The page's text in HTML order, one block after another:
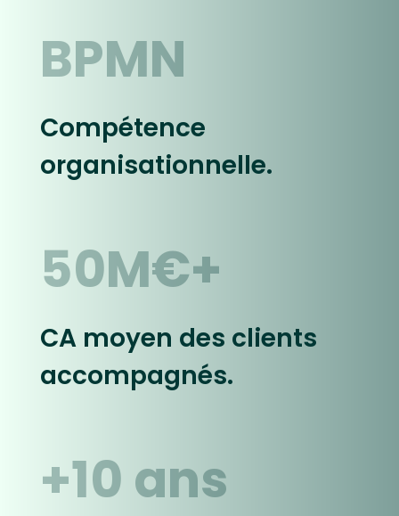
BPMN
Compétence
organisationnelle.
50M€+
CA moyen des clients
accompagnés.
+10 ans